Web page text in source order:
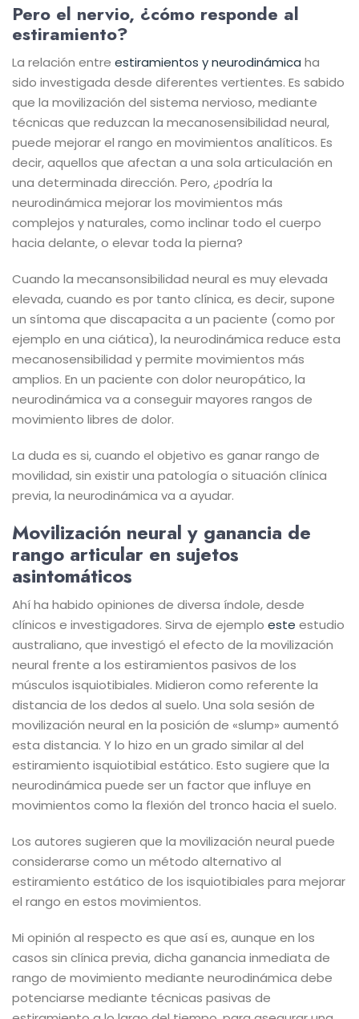
Pero el nervio, ¿cómo responde al
estiramiento?
La relación entre estiramientos y neurodinámica ha
sido investigada desde diferentes vertientes. Es sabido
que la movilización del sistema nervioso, mediante
técnicas que reduzcan la mecanosensibilidad neural,
puede mejorar el rango en movimientos analíticos. Es
decir, aquellos que afectan a una sola articulación en
una determinada dirección. Pero, ¿podría la
neurodinámica mejorar los movimientos más
complejos y naturales, como inclinar todo el cuerpo
hacia delante, o elevar toda la pierna?
Cuando la mecansonsibilidad neural es muy elevada
elevada, cuando es por tanto clínica, es decir, supone
un síntoma que discapacita a un paciente (como por
ejemplo en una ciática), la neurodinámica reduce esta
mecanosensibilidad y permite movimientos más
amplios. En un paciente con dolor neuropático, la
neurodinámica va a conseguir mayores rangos de
movimiento libres de dolor.
La duda es si, cuando el objetivo es ganar rango de
movilidad, sin existir una patología o situación clínica
previa, la neurodinámica va a ayudar.
Movilización neural y ganancia de
rango articular en sujetos
asintomáticos
Ahí ha habido opiniones de diversa índole, desde
clínicos e investigadores. Sirva de ejemplo este estudio
australiano, que investigó el efecto de la movilización
neural frente a los estiramientos pasivos de los
músculos isquiotibiales. Midieron como referente la
distancia de los dedos al suelo. Una sola sesión de
movilización neural en la posición de «slump» aumentó
esta distancia. Y lo hizo en un grado similar al del
estiramiento isquiotibial estático. Esto sugiere que la
neurodinámica puede ser un factor que influye en
movimientos como la flexión del tronco hacia el suelo.
Los autores sugieren que la movilización neural puede
considerarse como un método alternativo al
estiramiento estático de los isquiotibiales para mejorar
el rango en estos movimientos.
Mi opinión al respecto es que así es, aunque en los
casos sin clínica previa, dicha ganancia inmediata de
rango de movimiento mediante neurodinámica debe
potenciarse mediante técnicas pasivas de